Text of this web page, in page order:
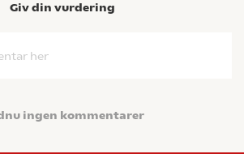
Giv din vurdering
her
ingen kommentarer